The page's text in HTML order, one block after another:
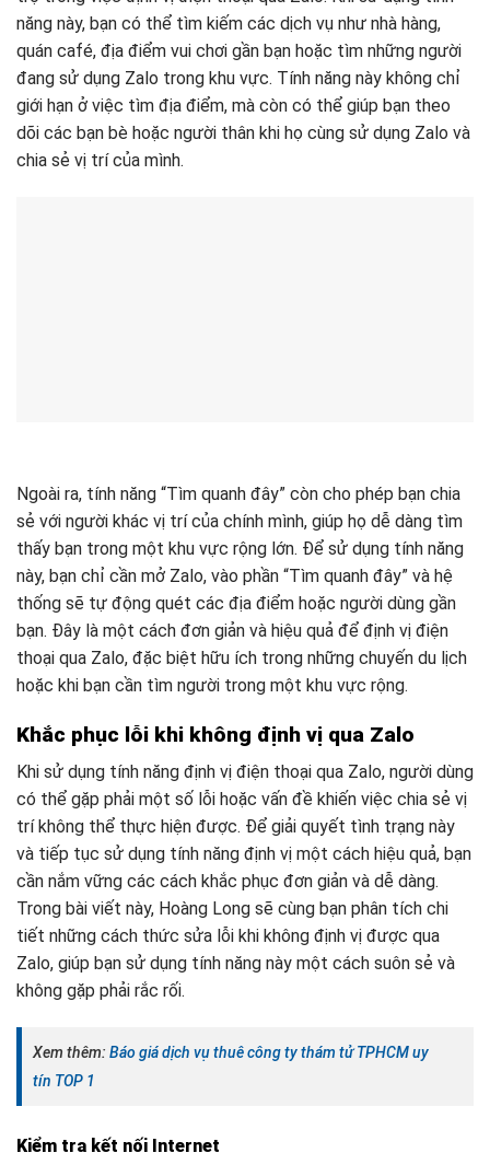
năng này, bạn có thể tìm kiếm các dịch vụ như nhà hàng,
quán café, địa điểm vui chơi gần bạn hoặc tìm những người
đang sử dụng Zalo trong khu vực. Tính năng này không chỉ
giới hạn ở việc tìm địa điểm, mà còn có thể giúp bạn theo
dõi các bạn bè hoặc người thân khi họ cùng sử dụng Zalo và
chia sẻ vị trí của mình.
Ngoài ra, tính năng “Tìm quanh đây” còn cho phép bạn chia
sẻ với người khác vị trí của chính mình, giúp họ dễ dàng tìm
thấy bạn trong một khu vực rộng lớn. Để sử dụng tính năng
này, bạn chỉ cần mở Zalo, vào phần “Tìm quanh đây” và hệ
thống sẽ tự động quét các địa điểm hoặc người dùng gần
bạn. Đây là một cách đơn giản và hiệu quả để định vị điện
thoại qua Zalo, đặc biệt hữu ích trong những chuyến du lịch
hoặc khi bạn cần tìm người trong một khu vực rộng.
Khắc phục lỗi khi không định vị qua Zalo
Khi sử dụng tính năng định vị điện thoại qua Zalo, người dùng
có thể gặp phải một số lỗi hoặc vấn đề khiến việc chia sẻ vị
trí không thể thực hiện được. Để giải quyết tình trạng này
và tiếp tục sử dụng tính năng định vị một cách hiệu quả, bạn
cần nắm vững các cách khắc phục đơn giản và dễ dàng.
Trong bài viết này, Hoàng Long sẽ cùng bạn phân tích chi
tiết những cách thức sửa lỗi khi không định vị được qua
Zalo, giúp bạn sử dụng tính năng này một cách suôn sẻ và
không gặp phải rắc rối.
Xem thêm: Báo giá dịch vụ thuê công ty thám tử TPHCM uy
tín TOP 1
Kiểm tra kết nối Internet